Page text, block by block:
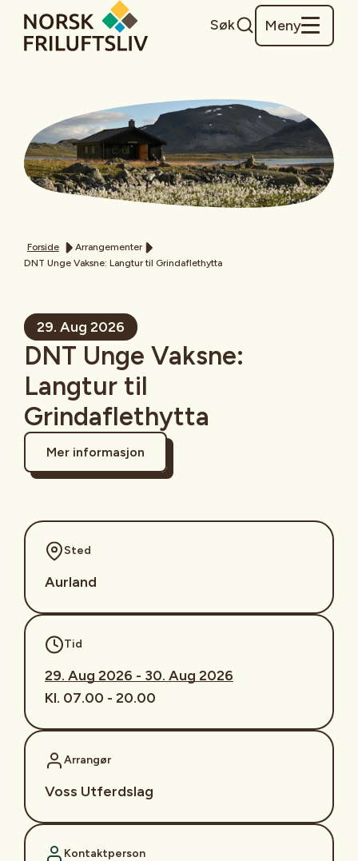
Søk Meny
Forside
Arrangementer
DNT Unge Vaksne: Langtur til Grindaflethytta
29. Aug 2026
DNT Unge Vaksne:
Langtur til
Grindaflethytta
Mer informasjon
Sted
Aurland
Tid
29. Aug 2026 - 30. Aug 2026
Kl. 07.00 - 20.00
Arrangør
Voss Utferdslag
Kontaktperson